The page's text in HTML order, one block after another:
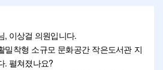
, 이상걸 의원입니다.
밀착형 소규모 문화공간 작은도서관 지
. 펼쳐졌나요?